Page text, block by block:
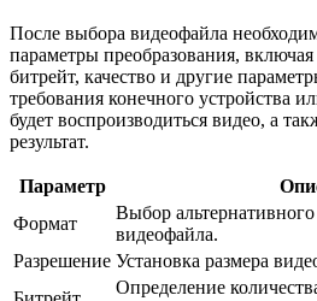
После выбора видеофайла
параметры преобразования,
битрейт, качество и другие
требования конечного устройства
будет воспроизводиться видео, а
результат.
Параметр
Формат
Выбор
видеофайла.
Разрешение Установка размера
Определение